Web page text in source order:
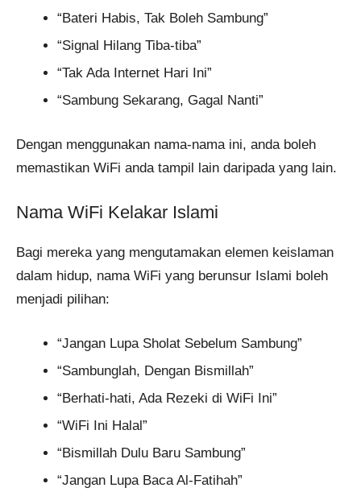
“Bateri Habis, Tak Boleh Sambung”
“Signal Hilang Tiba-tiba”
“Tak Ada Internet Hari Ini”
“Sambung Sekarang, Gagal Nanti”
Dengan menggunakan nama-nama ini, anda boleh
memastikan WiFi anda tampil lain daripada yang lain.
Nama WiFi Kelakar Islami
Bagi mereka yang mengutamakan elemen keislaman
dalam hidup, nama WiFi yang berunsur Islami boleh
menjadi pilihan:
“Jangan Lupa Sholat Sebelum Sambung”
“Sambunglah, Dengan Bismillah”
“Berhati-hati, Ada Rezeki di WiFi Ini”
“WiFi Ini Halal”
“Bismillah Dulu Baru Sambung”
“Jangan Lupa Baca Al-Fatihah”